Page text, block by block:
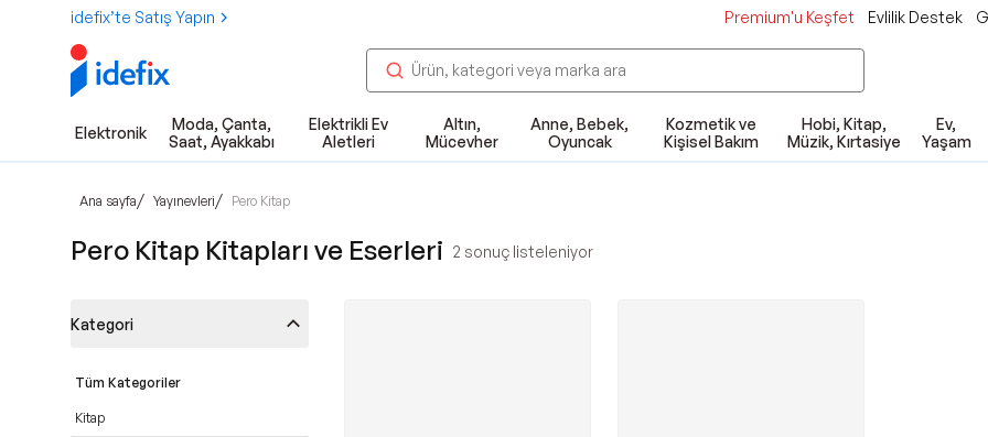
idefix’te Satış Yapın Premium'u Keşfet Evlilik Destek
Elektronik
Moda, Çanta,
Saat, Ayakkabı
Elektrikli Ev
Aletleri
Altın,
Mücevher
Anne, Bebek,
Oyuncak
Kozmetik ve
Kişisel Bakım
Hobi, Kitap,
Müzik, Kırtasiye
Ev,
Yaşam
Ana sayfa/ Yayınevleri/ Pero Kitap
Pero Kitap Kitapları ve Eserleri 2 sonuç listeleniyor
Kategori
Tüm Kategoriler
Kitap